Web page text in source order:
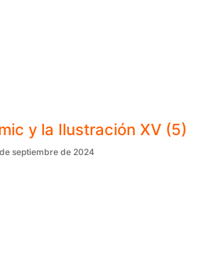
y la Ilustración XV (5)
septiembre de 2024